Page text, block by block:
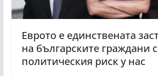
Еврото е единствената
на българските граждани
политическия риск у нас